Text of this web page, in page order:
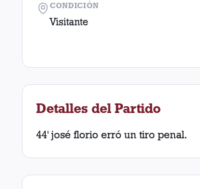
CONDICIÓN
Visitante
Detalles del Partido
44' josé florio erró un tiro penal.